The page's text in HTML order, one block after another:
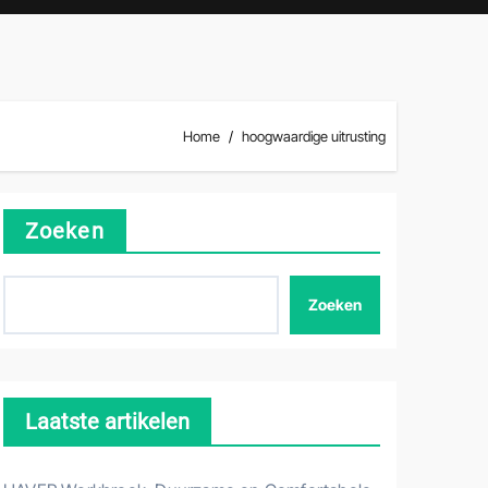
Home hoogwaardige uitrusting
Zoeken
Zoeken
Laatste artikelen